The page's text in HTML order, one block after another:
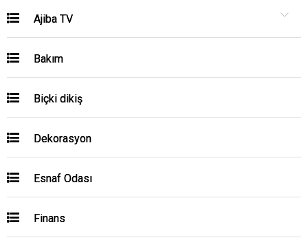
Ajiba TV
Bakım
Biçki dikiş
Dekorasyon
Esnaf Odası
Finans